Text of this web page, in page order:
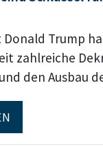
Donald Trump
zahlreiche
den Ausbau